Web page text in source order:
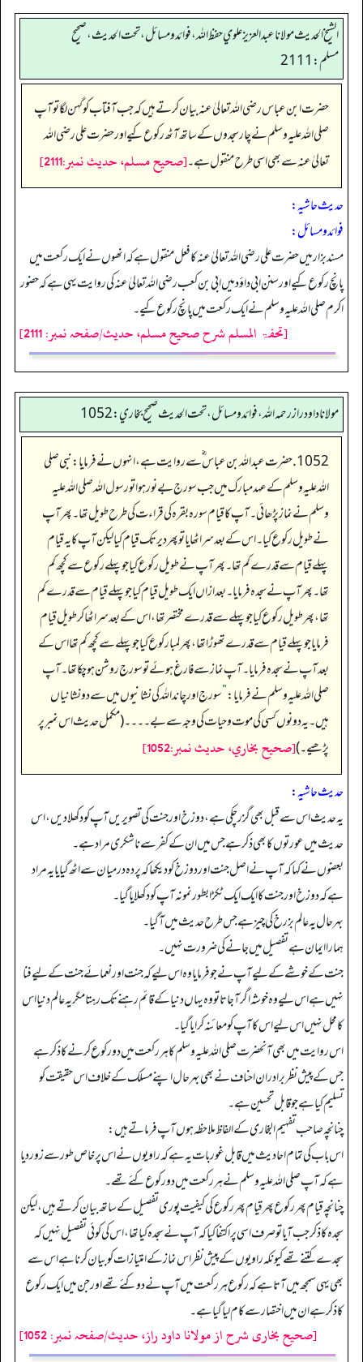
الشيخ الحديث مولانا عبدالعزيز علوي حفظ الله، فوائد و مسائل، تحت الحديث ، صحيح
مسلم: 2111
حضرت ابن عباس رضی اللہ تعالیٰ عنہ بیان کرتے ہیں کہ جب آفتاب کو گہن لگا تو آپ
صلی اللہ علیہ وسلم نے چار سجدوں کے ساتھ آٹھ رکوع کیے اور حضرت علی رضی اللہ
تعالیٰ عنہ سے بھی اسی طرح منقول ہے۔[صحيح مسلم، حديث نمبر:2111]
حدیث حاشیہ:
فوائد ومسائل:
مسند بزار میں حضرت علی رضی اللہ تعالیٰ عنہ کا فعل منقول ہے کہ انھوں نے ایک رکعت میں
پانچ رکوع کیے اور سنن ابی داؤد میں ابی بن کعب رضی اللہ تعالیٰ عنہ کی روایت یہی ہے کہ حضور
اکرم صلی اللہ علیہ وسلم نے ایک رکعت میں پانچ رکوع کیے۔
[تحفۃ المسلم شرح صحیح مسلم، حدیث/صفحہ نمبر: 2111]
مولانا داود راز رحمه الله، فوائد و مسائل، تحت الحديث صحيح بخاري: 1052
1052. حضرت عبداللہ بن عباس ؓ سے روایت ہے، انہوں نے فرمایا: نبی صلی
اللہ علیہ وسلم کے عہد مبارک میں جب سورج بے نور ہوا تو رسول اللہ صلی اللہ علیہ
وسلم نے نماز پڑھائی۔ آپ کا قیام سورہ بقرہ کی قراءت کی طرح طویل تھا۔ پھر آپ
نے طویل رکوع کیا۔ اس کے بعد سر اٹھایا تو پھر دیر تک قیام کیا لیکن آپ کا یہ قیام
پہلے قیام سے قدرے کم تھا۔ پھر آپ نے طویل رکوع کیا جو پہلے رکوع سے کچھ کم
تھا۔ پھر آپ نے سجدہ فرمایا۔ بعد ازاں ایک طویل قیام کیا جو پہلے قیام سے قدرے کم
تھا، پھر طویل رکوع کیا جو پہلے سے قدرے مختصر تھا، اس کے بعد سر اٹھا کر طویل قیام
فرمایا جو پہلے قیام سے قدرے تھوڑا تھا، پھر لمبا رکوع کیا جو پہلے سے کچھ کم تھا اس کے
بعد آپ نے سجدہ فرمایا۔ آپ نماز سے فارغ ہوئے تو سورج روشن ہو چکا تھا۔ آپ
صلی اللہ علیہ وسلم نے فرمایا:”سورج اور چاند اللہ کی نشانیوں میں سے دو نشانیاں
ہیں۔ یہ دونوں کسی کی موت و حیات کی وجہ سے بے۔۔۔۔ (مکمل حدیث اس نمبر پر
پڑھیے۔)[صحيح بخاري، حديث نمبر:1052]
حدیث حاشیہ:
یہ حدیث اس سے قبل بھی گزر چکی ہے، دوزخ اور جنت کی تصویریں آپ کو دکھلادیں، اس
حدیث میں عورتوں کا بھی ذکر ہے جس میں ان کے کفر سے ناشکری مراد ہے۔
بعضوں نے کہا کہ آپ نے اصل جنت اور دوزخ کو دیکھا کہ پردہ درمیان سے اٹھ گیا یا یہ مراد
ہے کہ دوزخ اور جنت کا ایک ایک ٹکڑا بطور نمونہ آپ کو دکھلایا گیا۔
بہر حال یہ عالم بزرخ کی چیز ہے جس طرح حدیث میں آگیا۔
ہمارا ایمان ہے تفصیل میں جانے کی ضرورت نہیں۔
جنت کے خوشے کے لیے آپ نے جو فرمایا وہ اس لیے کہ جنت اور نعمائے جنت کے لیے فنا
نہیں ہے اس لیے وہ خوشہ اگر آجاتا تو وہ یہاں دنیا کے قائم رہنے تک رہتا مگر یہ عالم دنیا اس
کا محل نہیں اس لیے اس کاآپ کو معائنہ کرایا گیا۔
اس روایت میں بھی آنحضرت صلی اللہ علیہ وسلم کا ہر رکعت میں دو رکوع کرنے کا ذکر ہے
جس کے پیش نظر برادران احناف نے بھی بہر حال اپنے مسلک کے خلاف اس حقیقت کو
تسلیم کیا ہے جو قابل تحسین ہے۔
چنا نچہ صاحب تفہیم البخاری کے الفاظ ملاحظہ ہوں آپ فرماتے ہیں:
اس باب کی تمام احادیث میں قابل غور بات یہ ہے کہ راویوں نے اس پر خاص طور سے زور دیا
ہے کہ آپ صلی اللہ علیہ وسلم نے ہر رکعت میں دو رکوع کئے تھے۔
چنا نچہ قیام پھر رکوع پھر قیام پھر رکوع کی کیفیت پوری تفصیل کے ساتھ بیان کرتے ہیں، لیکن
سجدہ کا ذکر جب آیا تو صرف اسی پر اکتفا کیا کہ آپ نے سجدہ کیا تھا، اس کی کوئی تفصیل نہیں کہ
سجدے کتنے تھے کیونکہ راویوں کے پیش نظر اس نماز کے امتیازات کو بیان کرنا ہے اس سے
بھی یہی سمجھ میں آتا ہے کہ رکوع ہر رکعت میں آپ نے دو کئے تھے اور جن میں ایک رکوع
کا ذکر ہے ان میں اختصار سے کام لیا گیاہے۔
[صحیح بخاری شرح از مولانا داود راز، حدیث/صفحہ نمبر: 1052]